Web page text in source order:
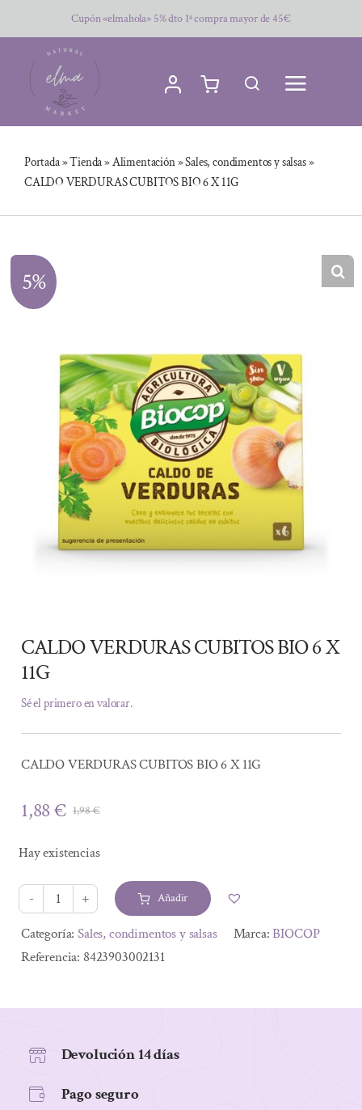
al
contenido
Cupón «elmahola» 5% dto 1ª compra mayor de 45€
Portada»Tienda»Alimentación»Sales, condimentos y salsas»
CALDO VERDURAS CUBITOS BIO 6 X 11G
5%
CALDO VERDURAS CUBITOS BIO 6 X
11G
Sé el primero en valorar.
CALDO VERDURAS CUBITOS BIO 6 X 11G
1,98€El
era:
1,98 €.
1,88€
El
es:
1,88 €.
Hay existencias
CALDO
VERDURAS
CUBITOS
11G
Añadir
Alternative:
Categoría:Sales, condimentos y salsas Marca:BIOCOP
Referencia: 8423903002131
Devolución 14 días
Pago seguro